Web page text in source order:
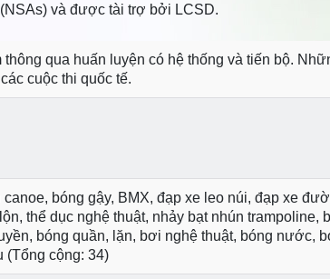
và được tài trợ bởi LCSD.
qua huấn luyện có hệ thống và tiến bộ.
cuộc thi quốc tế.
bóng gậy, BMX, đạp xe leo núi, đạp xe
thể dục nghệ thuật, nhảy bạt nhún trampoline,
bóng quần, lặn, bơi nghệ thuật, bóng nước,
(Tổng cộng: 34)